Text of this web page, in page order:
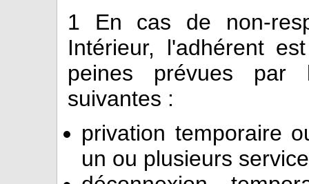
1 En cas de non-
Intérieur, l'adhérent
peines prévues
suivantes :
privation temporaire
un ou plusieurs